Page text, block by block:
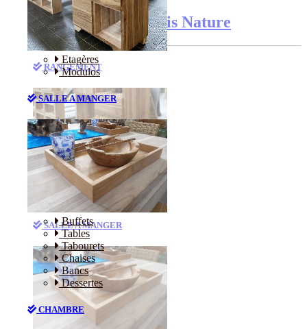
Etagères
Modulos
SALLE A MANGER
Buffets
Tables
Tabourets
Chaises
Bancs
Dessertes
CHAMBRE
Le catalogue de Bois Nature
RANGEMENT
Etagères
Modulos
SALLE A MANGER